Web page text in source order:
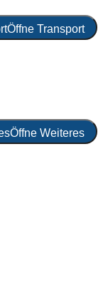
Öffne Transport
Öffne Weiteres